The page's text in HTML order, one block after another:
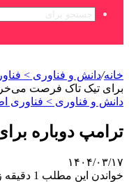
خانه/دانش و فناوری >
برای تیک تاک فرصت
دانش و فناوری > فناوری
ترامپ دوباره
۱۴۰۴/۰۳/۱۷
خواندن این مطلب 1 دقیقه زمان میبرد